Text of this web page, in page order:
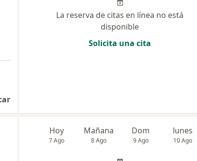
La reserva de citas en línea no está
disponible
Solicita una cita
Hoy
7 Ago
Mañana
8 Ago
Dom
9 Ago
lunes
10 Ago